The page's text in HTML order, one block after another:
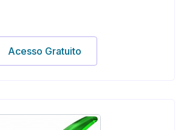
Acesso Gratuito